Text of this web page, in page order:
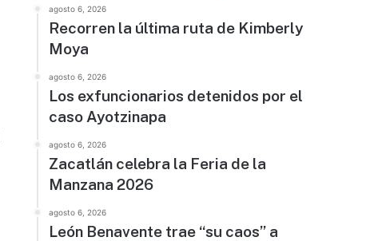
agosto 6, 2026
Recorren la última ruta de Kimberly
Moya
agosto 6, 2026
Los exfuncionarios detenidos por el
caso Ayotzinapa
agosto 6, 2026
Zacatlán celebra la Feria de la
Manzana 2026
agosto 6, 2026
León Benavente trae “su caos” a